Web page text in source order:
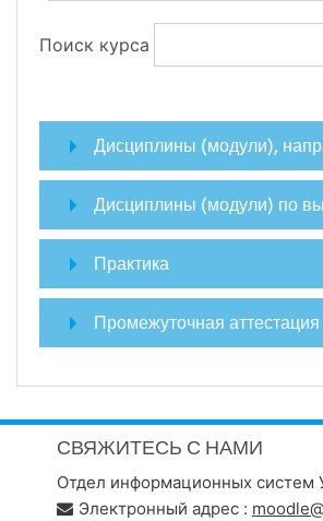
Поиск курса
Дисциплины (модули),
Дисциплины (модули) по
Практика
Промежуточная
СВЯЖИТЕСЬ С НАМИ
Отдел информационных систем
Электронный адрес :